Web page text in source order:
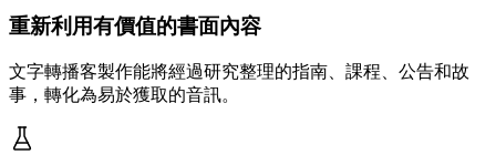
重新利用有價值的書面內容
文字轉播客製作能將經過研究整理的指南、課程、公告和故
事，轉化為易於獲取的音訊。